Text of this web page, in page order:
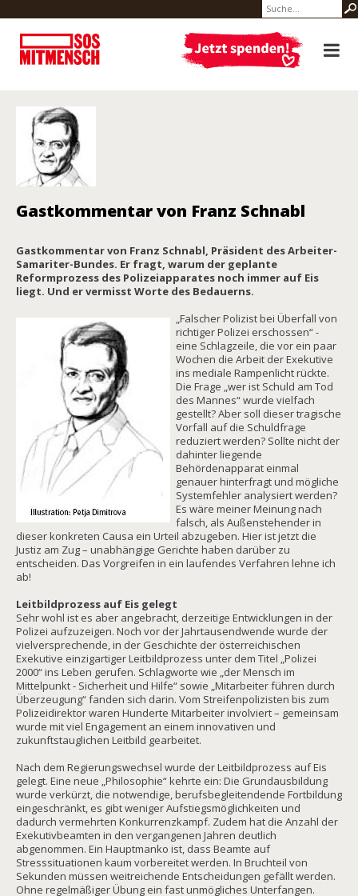
Gastkommentar von Franz Schnabl
Gastkommentar von Franz Schnabl, Präsident des Arbeiter-
Samariter-Bundes. Er fragt, warum der geplante
Reformprozess des Polizeiapparates noch immer auf Eis
liegt. Und er vermisst Worte des Bedauerns.
„Falscher Polizist bei Überfall von
richtiger Polizei erschossen“ -
eine Schlagzeile, die vor ein paar
Wochen die Arbeit der Exekutive
ins mediale Rampenlicht rückte.
Die Frage „wer ist Schuld am Tod
des Mannes“ wurde vielfach
gestellt? Aber soll dieser tragische
Vorfall auf die Schuldfrage
reduziert werden? Sollte nicht der
dahinter liegende
Behördenapparat einmal
genauer hinterfragt und mögliche
Systemfehler analysiert werden?
Es wäre meiner Meinung nach
falsch, als Außenstehender in
dieser konkreten Causa ein Urteil abzugeben. Hier ist jetzt die
Justiz am Zug – unabhängige Gerichte haben darüber zu
entscheiden. Das Vorgreifen in ein laufendes Verfahren lehne ich
ab!
Leitbildprozess auf Eis gelegt
Sehr wohl ist es aber angebracht, derzeitige Entwicklungen in der
Polizei aufzuzeigen. Noch vor der Jahrtausendwende wurde der
vielversprechende, in der Geschichte der österreichischen
Exekutive einzigartiger Leitbildprozess unter dem Titel „Polizei
2000“ ins Leben gerufen. Schlagworte wie „der Mensch im
Mittelpunkt - Sicherheit und Hilfe“ sowie „Mitarbeiter führen durch
Überzeugung“ fanden sich darin. Vom Streifenpolizisten bis zum
Polizeidirektor waren Hunderte Mitarbeiter involviert – gemeinsam
wurde mit viel Engagement an einem innovativen und
zukunftstauglichen Leitbild gearbeitet.
Nach dem Regierungswechsel wurde der Leitbildprozess auf Eis
gelegt. Eine neue „Philosophie“ kehrte ein: Die Grundausbildung
wurde verkürzt, die notwendige, berufsbegleitendende Fortbildung
eingeschränkt, es gibt weniger Aufstiegsmöglichkeiten und
dadurch vermehrten Konkurrenzkampf. Zudem hat die Anzahl der
Exekutivbeamten in den vergangenen Jahren deutlich
abgenommen. Ein Hauptmanko ist, dass Beamte auf
Stresssituationen kaum vorbereitet werden. In Bruchteil von
Sekunden müssen weitreichende Entscheidungen gefällt werden.
Ohne regelmäßiger Übung ein fast unmögliches Unterfangen.